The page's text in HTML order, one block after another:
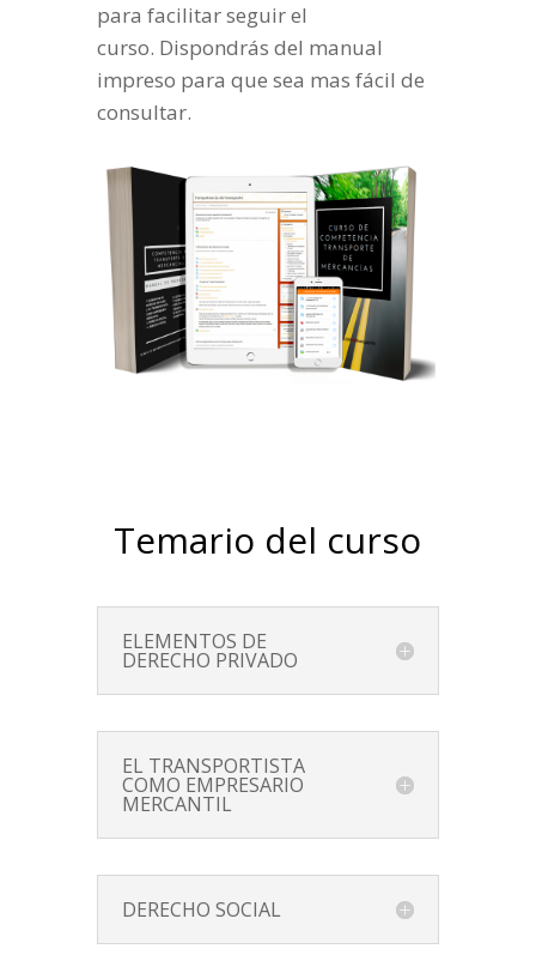
para facilitar seguir el
curso. Dispondrás del manual
impreso para que sea mas fácil de
consultar.
Temario del curso
ELEMENTOS DE
DERECHO PRIVADO
EL TRANSPORTISTA
COMO EMPRESARIO
MERCANTIL
DERECHO SOCIAL